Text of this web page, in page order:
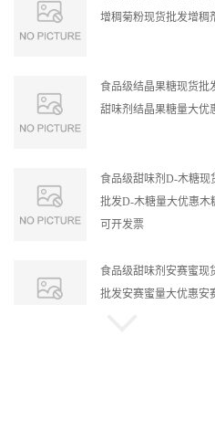
可开发票
食品级甜味剂安赛蜜现货
蜜